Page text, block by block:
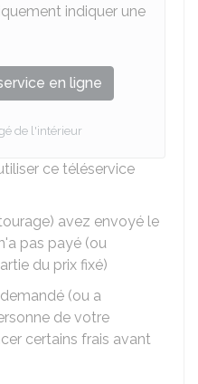
indiquer une
en ligne
de l'intérieur
ce téléservice
avez envoyé le
pas payé (ou
du prix fixé)
(ou a
de votre
certains frais avant